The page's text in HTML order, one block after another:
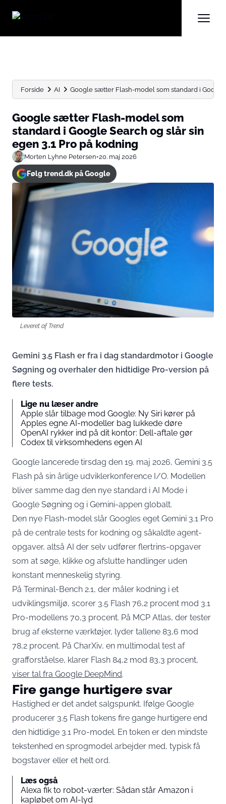
Forside AI Google sætter Flash-model som standard i Google
Google sætter Flash-model som
standard i Google Search og slår sin
egen 3.1 Pro på kodning
Morten Lyhne Petersen•20. maj 2026
Følg trend.dk på Google
Leveret af Trend
Gemini 3.5 Flash er fra i dag standardmotor i Google
Søgning og overhaler den hidtidige Pro-version på
flere tests.
Lige nu læser andre
Apple slår tilbage mod Google: Ny Siri kører på
Apples egne AI-modeller bag lukkede døre
OpenAI rykker ind på dit kontor: Dell-aftale gør
Codex til virksomhedens egen AI
Google lancerede tirsdag den 19. maj 2026, Gemini 3.5
Flash på sin årlige udviklerkonference I/O. Modellen
bliver samme dag den nye standard i AI Mode i
Google Søgning og i Gemini-appen globalt.
Den nye Flash-model slår Googles eget Gemini 3.1 Pro
på de centrale tests for kodning og såkaldte agent-
opgaver, altså AI der selv udfører flertrins-opgaver
som at søge, klikke og afslutte handlinger uden
konstant menneskelig styring.
På Terminal-Bench 2.1, der måler kodning i et
udviklingsmiljø, scorer 3.5 Flash 76,2 procent mod 3.1
Pro-modellens 70,3 procent. På MCP Atlas, der tester
brug af eksterne værktøjer, lyder tallene 83,6 mod
78,2 procent. På CharXiv, en multimodal test af
grafforståelse, klarer Flash 84,2 mod 83,3 procent,
viser tal fra Google DeepMind.
Fire gange hurtigere svar
Hastighed er det andet salgspunkt. Ifølge Google
producerer 3.5 Flash tokens fire gange hurtigere end
den hidtidige 3.1 Pro-model. En token er den mindste
tekstenhed en sprogmodel arbejder med, typisk få
bogstaver eller et helt ord.
Læs også
Alexa fik to robot-værter: Sådan står Amazon i
kapløbet om AI-lyd